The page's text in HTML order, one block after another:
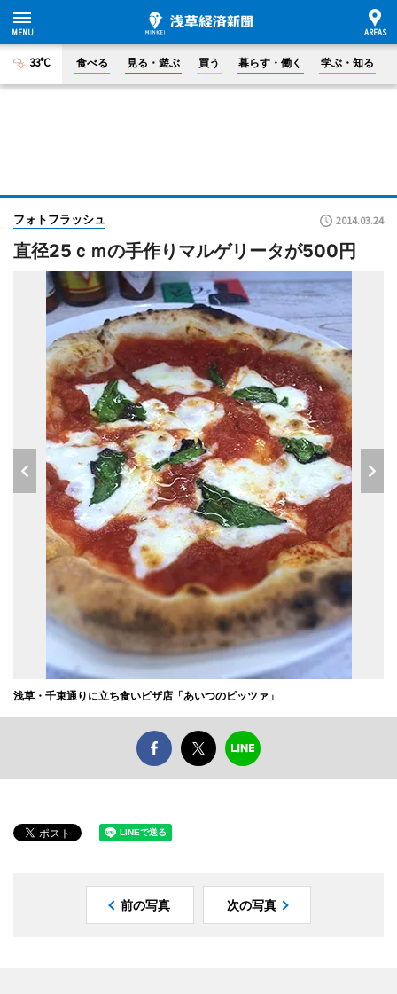
33°C 食べる 見る・遊ぶ 買う 暮らす・働く 学ぶ・知る
フォトフラッシュ 2014.03.24
直径25ｃｍの手作りマルゲリータが500円
浅草・千束通りに立ち食いピザ店「あいつのピッツァ」
前の写真 次の写真